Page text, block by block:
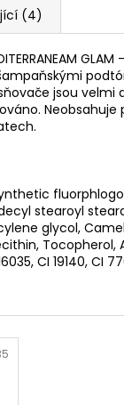
(4)
jsou velmi
Neobsahuje
stearoyl
glycol,
Tocopherol,
CI 19140, CI